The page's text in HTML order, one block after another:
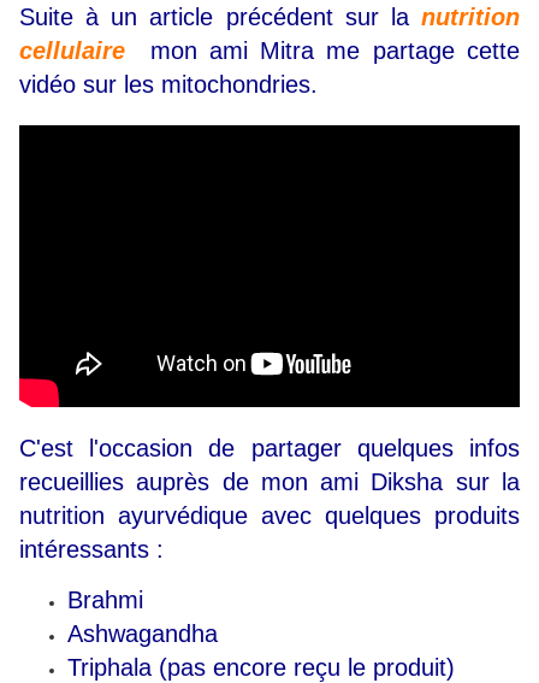
Suite à un article précédent sur la nutrition
cellulaire
mon ami Mitra me partage cette
vidéo sur les mitochondries.
C'est l'occasion de partager quelques infos
recueillies auprès de mon ami Diksha sur la
nutrition ayurvédique avec quelques produits
intéressants :
Brahmi
Ashwagandha
Triphala (pas encore reçu le produit)